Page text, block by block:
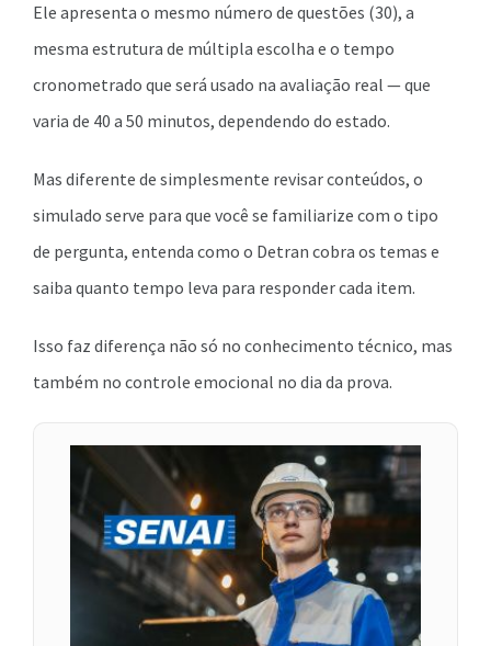
Ele apresenta o mesmo número de questões (30), a
mesma estrutura de múltipla escolha e o tempo
cronometrado que será usado na avaliação real — que
varia de 40 a 50 minutos, dependendo do estado.
Mas diferente de simplesmente revisar conteúdos, o
simulado serve para que você se familiarize com o tipo
de pergunta, entenda como o Detran cobra os temas e
saiba quanto tempo leva para responder cada item.
Isso faz diferença não só no conhecimento técnico, mas
também no controle emocional no dia da prova.